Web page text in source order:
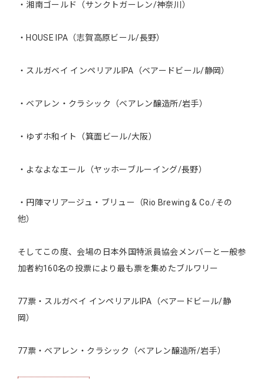
・湘南ゴールド（サンクトガーレン/神奈川）
・HOUSE IPA（志賀高原ビール/長野）
・スルガベイ インペリアルIPA（ベアードビール/静岡）
・ベアレン・クラシック（ベアレン醸造所/岩手）
・ゆずホ和イト（箕面ビール/大阪）
・よなよなエール（ヤッホーブルーイング/長野）
・円陣マリアージュ・ブリュー（Rio Brewing & Co./その
他）
そしてこの度、会場の日本外国特派員協会メンバーと一般参
加者約160名の投票により最も票を集めたブルワリー
77票・スルガベイ インペリアルIPA（ベアードビール/静
岡）
77票・ベアレン・クラシック（ベアレン醸造所/岩手）